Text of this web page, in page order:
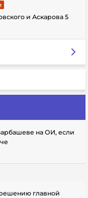
и Аскарова 5
на ОИ, если
главной